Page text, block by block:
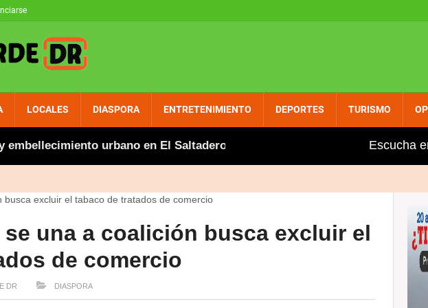
LOCALES DIASPORA ENTRETENIMIENTO DEPORTES TURISMO
urbano en El Saltadero Gobierno aumenta entre dos y
Escucha
una a coalición busca excluir el
de comercio
DR DIASPORA